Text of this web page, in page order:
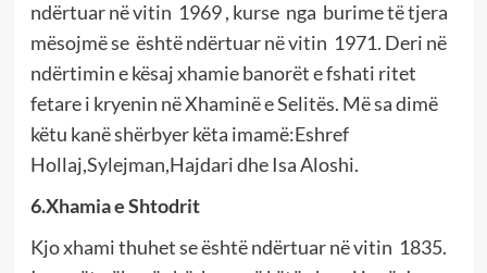
ndërtuar në vitin 1969 , kurse nga burime të tjera
mësojmë se është ndërtuar në vitin 1971. Deri në
ndërtimin e kësaj xhamie banorët e fshati ritet
fetare i kryenin në Xhaminë e Selitës. Më sa dimë
këtu kanë shërbyer këta imamë:Eshref
Hollaj,Sylejman,Hajdari dhe Isa Aloshi.
6.Xhamia e Shtodrit
Kjo xhami thuhet se është ndërtuar në vitin 1835.